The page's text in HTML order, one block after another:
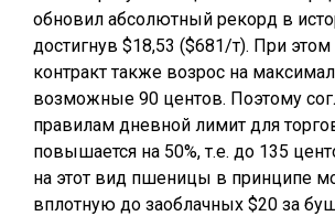
обновил абсолютный рекорд в
достигнув $18,53 ($681/т). При
контракт также возрос на
возможные 90 центов. Поэтому
правилам дневной лимит для
повышается на 50%, т.е. до 135
на этот вид пшеницы в принципе
вплотную до заоблачных $20 за